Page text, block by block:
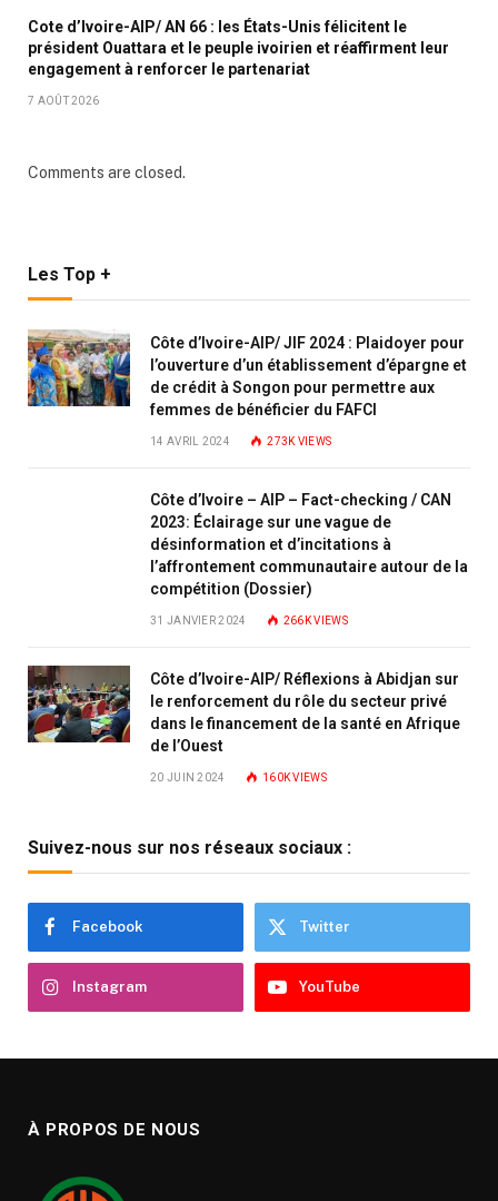
Cote d’Ivoire-AIP/ AN 66 : les États-Unis félicitent le
président Ouattara et le peuple ivoirien et réaffirment leur
engagement à renforcer le partenariat
7 AOÛT 2026
Comments are closed.
Les Top +
Côte d’Ivoire-AIP/ JIF 2024 : Plaidoyer pour
l’ouverture d’un établissement d’épargne et
de crédit à Songon pour permettre aux
femmes de bénéficier du FAFCI
14 AVRIL 2024 273K VIEWS
Côte d’Ivoire – AIP – Fact-checking / CAN
2023: Éclairage sur une vague de
désinformation et d’incitations à
l’affrontement communautaire autour de la
compétition (Dossier)
31 JANVIER 2024 266KVIEWS
Côte d’Ivoire-AIP/ Réflexions à Abidjan sur
le renforcement du rôle du secteur privé
dans le financement de la santé en Afrique
de l’Ouest
20 JUIN 2024 160KVIEWS
Suivez-nous sur nos réseaux sociaux :
Facebook Twitter
Instagram YouTube
À PROPOS DE NOUS